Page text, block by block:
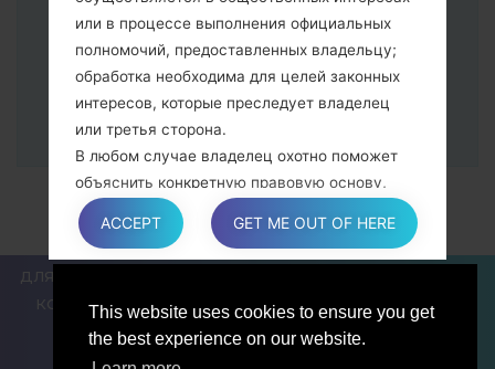
This website uses cookies to ensure you get
the best experience on our website.
Укажите только "F.Reset" время и "Auto-
Reboot".
В конце нажмите кнопку "Start". Ваше
устройство перезагрузится и
отсоединится от ПК.
ДЛЯ БЛОГЕРОВ И ПИСАТЕЛЕЙ
КОНТАКТЫ
ПОЛИТИКА КОНФИДЕНЦИАЛЬНОСТИ
УСЛОВИЯ ОБСЛУЖИВАНИЯ
или в процессе выполнения официальных
полномочий, предоставленных владельцу;
обработка необходима для целей законных
интересов, которые преследует владелец
или третья сторона.
В любом случае владелец охотно поможет
объяснить конкретную правовую основу,
которая применяется к обработке, и в
частности, является ли предоставление
персональных данных обязательным или
необходимым для заключения договора.
ACCEPT GET ME OUT OF HERE